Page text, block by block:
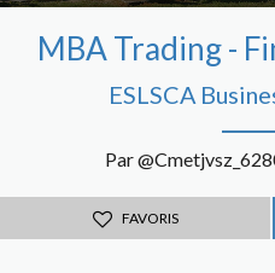
MBA Trading -
ESLSCA
Par
FAVORIS